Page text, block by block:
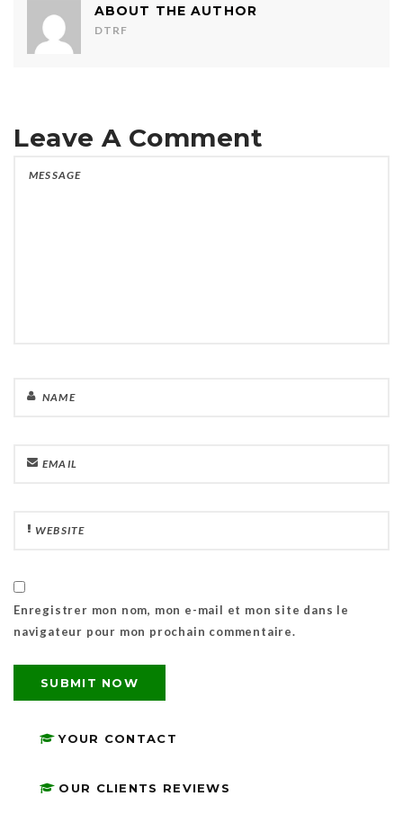
ABOUT THE AUTHOR
DTRF
Leave A Comment
Enregistrer mon nom, mon e-mail et mon site dans le
navigateur pour mon prochain commentaire.
YOUR CONTACT
OUR CLIENTS REVIEWS